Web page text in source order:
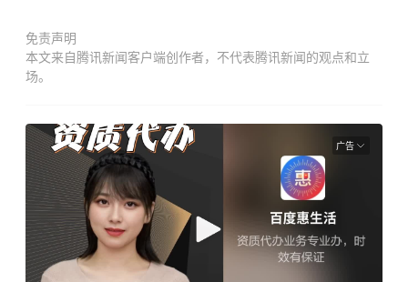
免责声明
本文来自腾讯新闻客户端创作者，不代表腾讯新闻的观点和立
场。
广告